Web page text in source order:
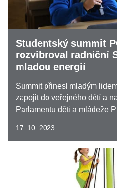
Studentský summit
rozvibroval radniční
mladou energií
Summit přinesl mladým
zapojit do veřejného dětí a
Parlamentu dětí a mládeže
17. 10. 2023